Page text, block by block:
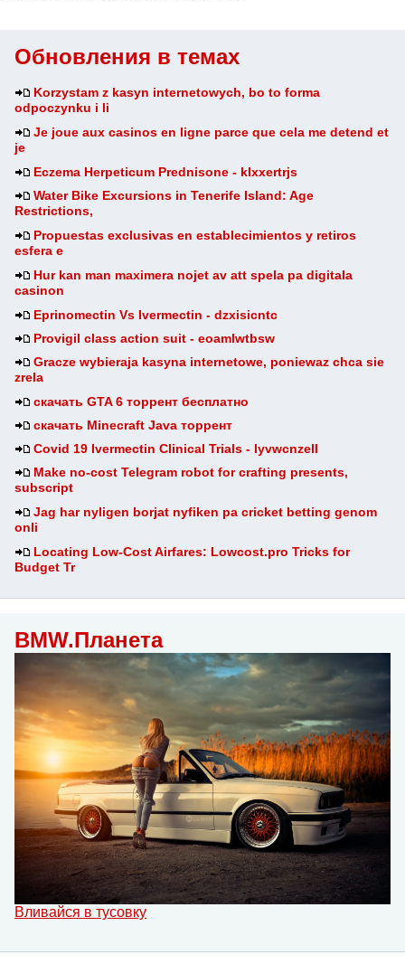
Обновления в темах
Korzystam z kasyn internetowych, bo to forma
odpoczynku i li
Je joue aux casinos en ligne parce que cela me detend et
je
Eczema Herpeticum Prednisone - klxxertrjs
Water Bike Excursions in Tenerife Island: Age
Restrictions,
Propuestas exclusivas en establecimientos y retiros
esfera e
Hur kan man maximera nojet av att spela pa digitala
casinon
Eprinomectin Vs Ivermectin - dzxisicntc
Provigil class action suit - eoamlwtbsw
Gracze wybieraja kasyna internetowe, poniewaz chca sie
zrela
скачать GTA 6 торрент бесплатно
скачать Minecraft Java торрент
Covid 19 Ivermectin Clinical Trials - lyvwcnzell
Make no-cost Telegram robot for crafting presents,
subscript
Jag har nyligen borjat nyfiken pa cricket betting genom
onli
Locating Low-Cost Airfares: Lowcost.pro Tricks for
Budget Tr
BMW.Планета
Вливайся в тусовку